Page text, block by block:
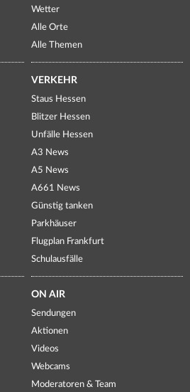
Wetter
Alle Orte
Alle Themen
VERKEHR
Staus Hessen
Blitzer Hessen
Unfälle Hessen
A3 News
A5 News
A661 News
Günstig tanken
Parkhäuser
Flugplan Frankfurt
Schulausfälle
ON AIR
Sendungen
Aktionen
Videos
Webcams
Moderatoren & Team